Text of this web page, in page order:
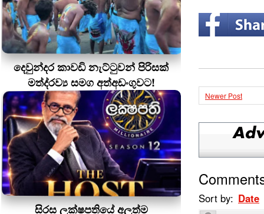
දෙවුන්දර කාවඩි නැට්ටුවන් පිරිසක්
මත්ද‍්‍රව්‍ය සමග අත්අඩංගුවට!
සිරස ලක්ෂපතියේ අලුත්ම
Newer Post
Sort by: Date